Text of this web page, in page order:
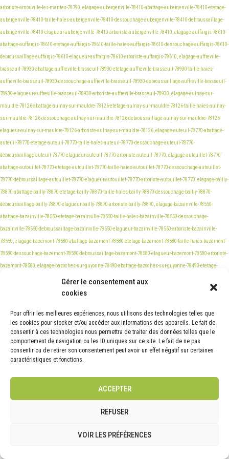
Gérer le consentement aux
cookies
Pour offrir les meilleures expériences, nous utilisons des technologies telles que
les cookies pour stocker et/ou accéder aux informations des appareils. Le fait de
consentir à ces technologies nous permettra de traiter des données telles que le
comportement de navigation ou les ID uniques sur ce site. Le fait de ne pas
consentir ou de retirer son consentement peut avoir un effet négatif sur certaines
caractéristiques et fonctions.
ACCEPTER
REFUSER
VOIR LES PRÉFÉRENCES